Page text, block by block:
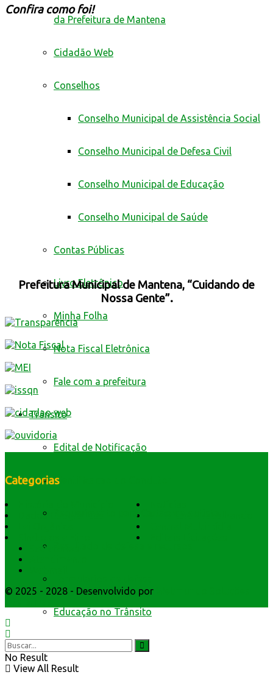
da Prefeitura de Mantena
Cidadão Web
Conselhos
Conselho Municipal de Assistência Social
Conselho Municipal de Defesa Civil
Conselho Municipal de Educação
Conselho Municipal de Saúde
Contas Públicas
Livro Eletrônico
Minha Folha
Nota Fiscal Eletrônica
Fale com a prefeitura
Trânsito
Edital de Notificação
Identificacao do Condutor
Requerimento para Cartão de Autista
Educação no Trânsito
Cultura e Turismo
Confira como foi!
Prefeitura Municipal de Mantena, “Cuidando de
Nossa Gente”.
Categorias
Dados Geográficos
Secretarios
© 2025 - 2028 - Desenvolvido por
No Result
View All Result